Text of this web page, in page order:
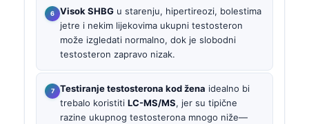
Visok SHBG u starenju, hipertireozi, bolestima
jetre i nekim lijekovima ukupni testosteron
može izgledati normalno, dok je slobodni
testosteron zapravo nizak.
Testiranje testosterona kod žena idealno bi
trebalo koristiti LC-MS/MS, jer su tipične
razine ukupnog testosterona mnogo niže—